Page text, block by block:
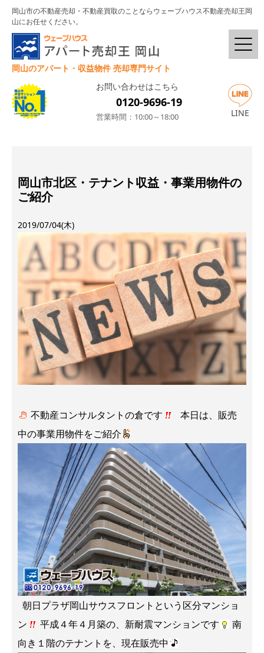
岡山市の不動産売却・不動産買取のことならウェーブハウス不動産売却王岡
山にお任せください。
岡山のアパート・収益物件 売却専門サイト
お問い合わせはこちら
0120-9696-19
営業時間：10:00～18:00 LINE
岡山市北区・テナント収益・事業用物件の
ご紹介
2019/07/04(木)
不動産コンサルタントの倉です
本日は、販売
中の事業用物件をご紹介
朝日プラザ岡山サウスフロントという区分マンショ
ン
平成４年４月築の、新耐震マンションです
南
向き１階のテナントを、現在販売中